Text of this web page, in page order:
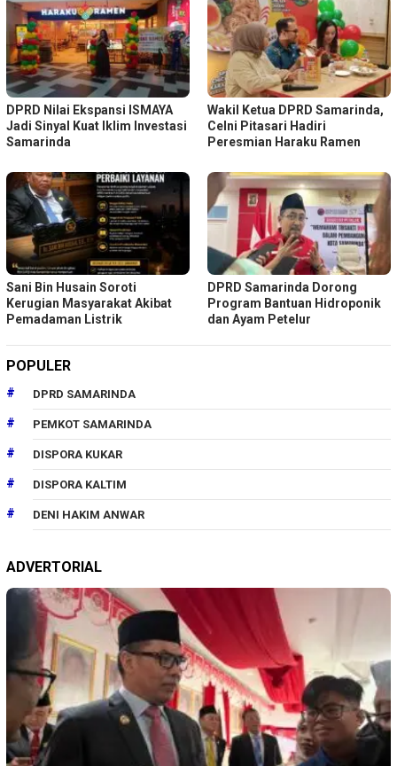
DPRD Nilai Ekspansi ISMAYA
Jadi Sinyal Kuat Iklim Investasi
Samarinda
Wakil Ketua DPRD Samarinda,
Celni Pitasari Hadiri
Peresmian Haraku Ramen
Sani Bin Husain Soroti
Kerugian Masyarakat Akibat
Pemadaman Listrik
DPRD Samarinda Dorong
Program Bantuan Hidroponik
dan Ayam Petelur
POPULER
DPRD SAMARINDA
PEMKOT SAMARINDA
DISPORA KUKAR
DISPORA KALTIM
DENI HAKIM ANWAR
ADVERTORIAL